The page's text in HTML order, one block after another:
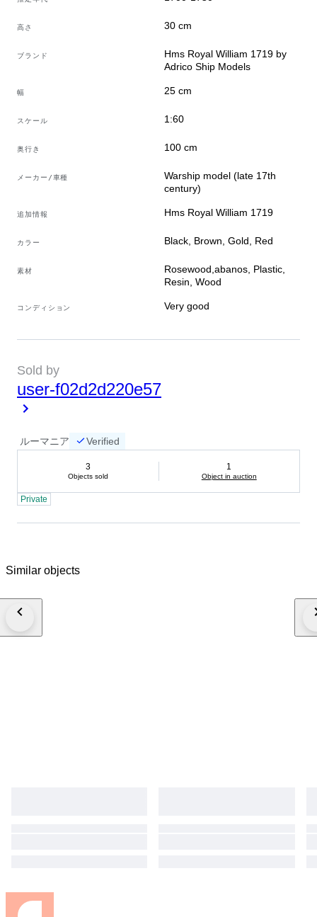
高さ 30 cm
ブランド
Hms Royal William 1719 by
Adrico Ship Models
幅 25 cm
スケール 1:60
奥行き 100 cm
メーカー/車種
Warship model (late 17th
century)
追加情報 Hms Royal William 1719
カラー Black, Brown, Gold, Red
素材
Rosewood,abanos, Plastic,
Resin, Wood
コンディション Very good
Sold by
user-f02d2d220e57
ルーマニア Verified
3
Objects sold
1
Object in auction
Private
Similar objects